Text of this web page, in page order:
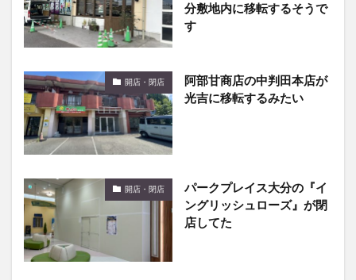
分敷地内に移転するそうで
す
開店・閉店
阿部甘商店の中判田本店が
光吉に移転するみたい
開店・閉店
パークプレイス大分の『イ
ングリッシュローズ』が閉
店してた